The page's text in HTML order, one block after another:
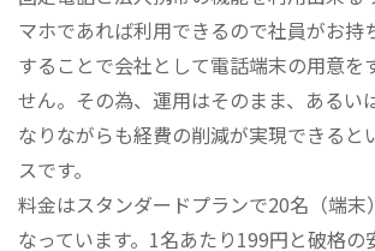
マホであれば利用できるので社員がお持
することで会社として電話端末の用意を
せん。その為、運用はそのまま、あるい
なりながらも経費の削減が実現できると
スです。
料金はスタンダードプランで20名（端末
なっています。 1名あたり199円と破格の